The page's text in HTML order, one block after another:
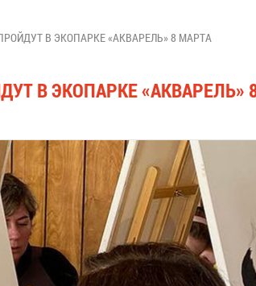
В ЭКОПАРКЕ «АКВАРЕЛЬ» 8 МАРТА
В ЭКОПАРКЕ «АКВАРЕЛЬ»